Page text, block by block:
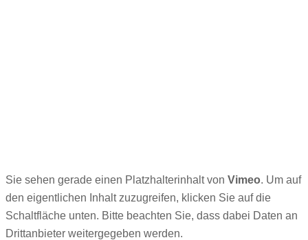
Sie sehen gerade einen Platzhalterinhalt von Vimeo. Um auf
den eigentlichen Inhalt zuzugreifen, klicken Sie auf die
Schaltfläche unten. Bitte beachten Sie, dass dabei Daten an
Drittanbieter weitergegeben werden.